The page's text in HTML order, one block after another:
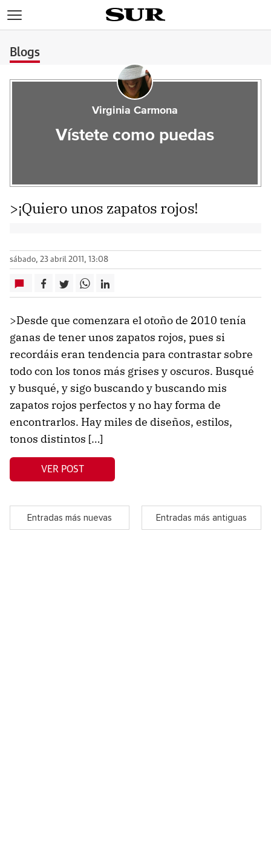
Blogs
Virginia Carmona
Vístete como puedas
>¡Quiero unos zapatos rojos!
sábado, 23 abril 2011, 13:08
>Desde que comenzara el otoño de 2010 tenía
ganas de tener unos zapatos rojos, pues si
recordáis eran tendencia para contrastar sobre
todo con los tonos más grises y oscuros. Busqué
y busqué, y sigo buscando y buscando mis
zapatos rojos perfectos y no hay forma de
encontrarlos. Hay miles de diseños, estilos,
tonos distintos […]
VER POST
Entradas más nuevas Entradas más antiguas